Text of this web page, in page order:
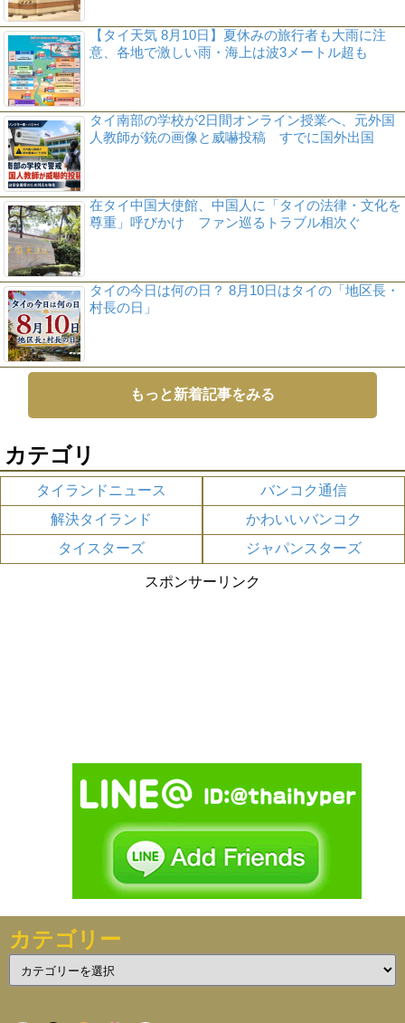
【タイ天気 8月10日】夏休みの旅行者も大雨に注
意、各地で激しい雨・海上は波3メートル超も
タイ南部の学校が2日間オンライン授業へ、元外国
人教師が銃の画像と威嚇投稿 すでに国外出国
在タイ中国大使館、中国人に「タイの法律・文化を
尊重」呼びかけ ファン巡るトラブル相次ぐ
タイの今日は何の日？ 8月10日はタイの「地区長・
村長の日」
もっと新着記事をみる
カテゴリ
タイランドニュース
バンコク通信
解決タイランド
かわいいバンコク
タイスターズ
ジャパンスターズ
スポンサーリンク
カテゴリー
テ
リ